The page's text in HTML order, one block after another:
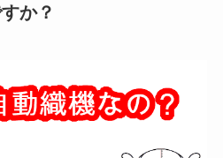
か？